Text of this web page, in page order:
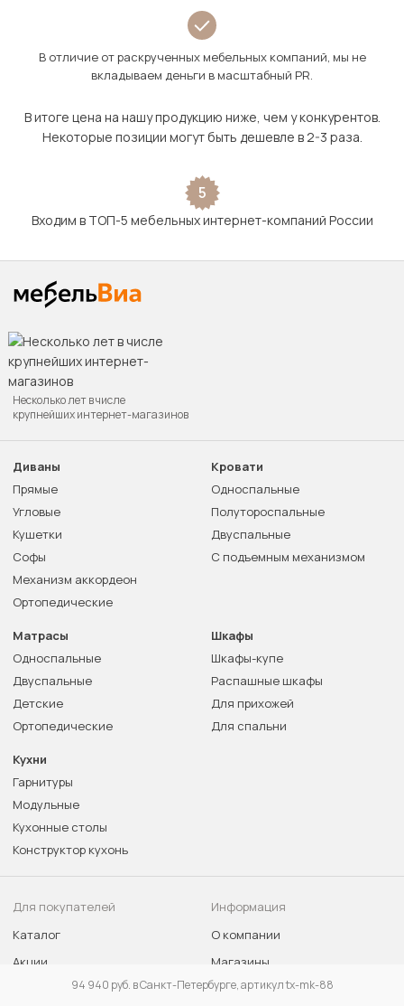
94 940 руб. в Санкт-Петербурге, артикул tx-mk-88
В отличие от раскрученных мебельных компаний, мы не
вкладываем деньги в масштабный PR.
В итоге цена на нашу продукцию ниже, чем у конкурентов.
Некоторые позиции могут быть дешевле в 2-3 раза.
5
Входим в ТОП-5 мебельных интернет-компаний России
Несколько лет в числе
крупнейших интернет-магазинов
Диваны
Прямые
Угловые
Кушетки
Софы
Механизм аккордеон
Ортопедические
Кровати
Односпальные
Полутороспальные
Двуспальные
С подъемным механизмом
Матрасы
Односпальные
Двуспальные
Детские
Ортопедические
Шкафы
Шкафы-купе
Распашные шкафы
Для прихожей
Для спальни
Кухни
Гарнитуры
Модульные
Кухонные столы
Конструктор кухонь
Для покупателей
Каталог
Акции
Доставка и оплата
Информация
О компании
Магазины
Гарантия лучшей цены